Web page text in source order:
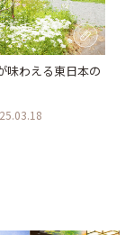
味わえる東日本の